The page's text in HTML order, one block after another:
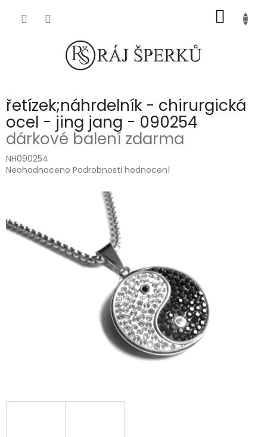
KOŠÍK
řetízek;náhrdelník - chirurgická
ocel - jing jang - 090254
dárkové balení zdarma
NH090254
Průměrné
z
hvězdiček.
Neohodnoceno Podrobnosti hodnocení